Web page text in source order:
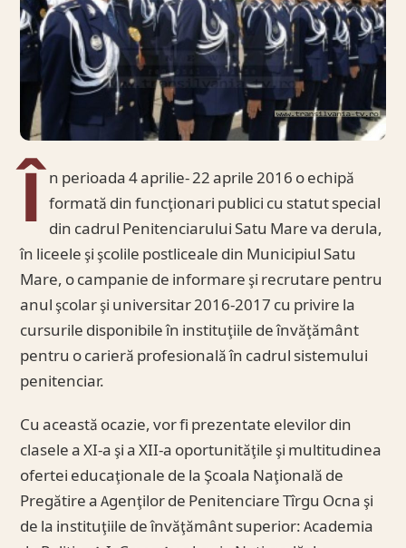
Î n perioada 4 aprilie- 22 aprile 2016 o echipă
formată din funcţionari publici cu statut special
din cadrul Penitenciarului Satu Mare va derula,
în liceele şi şcolile postliceale din Municipiul Satu
Mare, o campanie de informare şi recrutare pentru
anul şcolar şi universitar 2016-2017 cu privire la
cursurile disponibile în instituţiile de învăţământ
pentru o carieră profesională în cadrul sistemului
penitenciar.
Cu această ocazie, vor fi prezentate elevilor din
clasele a XI-a şi a XII-a oportunităţile şi multitudinea
ofertei educaţionale de la Şcoala Naţională de
Pregătire a Agenţilor de Penitenciare Tîrgu Ocna şi
de la instituţiile de învăţământ superior: Academia